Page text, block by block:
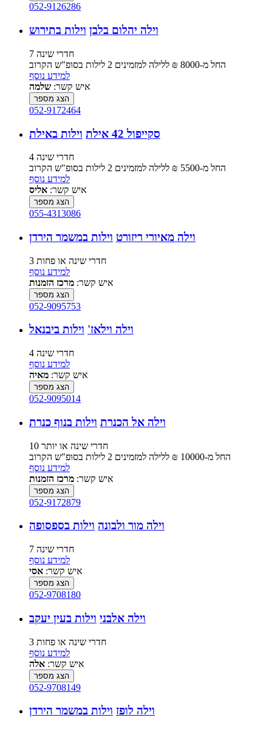
052-9126286
וילה יהלום בלבן וילות בתירוש
7 חדרי שינה
החל מ-‏8000 ₪ ללילה למזמינים 2 לילות בסופ"ש הקרוב
למידע נוסף
איש קשר: שלמה
הצג מספר
052-9172464
סקייפול 42 אילת וילות באילת
4 חדרי שינה
החל מ-‏5500 ₪ ללילה למזמינים 2 לילות בסופ"ש הקרוב
למידע נוסף
איש קשר: אליס
הצג מספר
055-4313086
וילה מאיורי ריזורט וילות במשמר הירדן
3 חדרי שינה או פחות
למידע נוסף
איש קשר: מרכז הזמנות
הצג מספר
052-9095753
וילה וילאז' וילות ביבנאל
4 חדרי שינה
למידע נוסף
איש קשר: מאיה
הצג מספר
052-9095014
וילה אל הכנרת וילות בנוף כנרת
10 חדרי שינה או יותר
החל מ-‏10000 ₪ ללילה למזמינים 2 לילות בסופ"ש הקרוב
למידע נוסף
איש קשר: מרכז הזמנות
הצג מספר
052-9172879
וילה מור ולבונה וילות בספסופה
7 חדרי שינה
למידע נוסף
איש קשר: אסי
הצג מספר
052-9708180
וילה אלבני וילות בעין יעקב
3 חדרי שינה או פחות
למידע נוסף
איש קשר: אלה
הצג מספר
052-9708149
וילה לופז וילות במשמר הירדן